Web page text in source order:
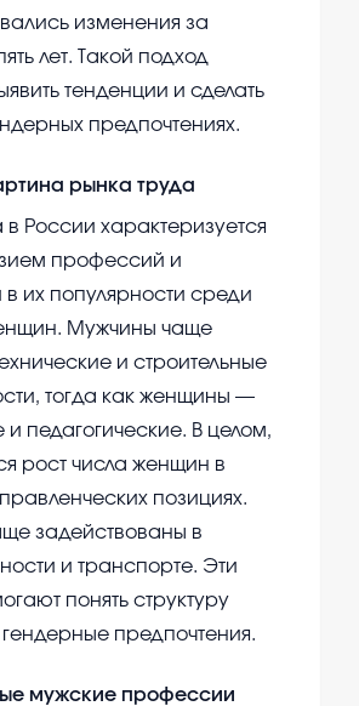
изменения за
лет. Такой подход
тенденции и сделать
предпочтениях.
рынка труда
в России характеризуется
профессий и
в их популярности среди
Мужчины чаще
и строительные
тогда как женщины —
педагогические. В целом,
рост числа женщин в
позициях.
задействованы в
и транспорте. Эти
понять структуру
гендерные предпочтения.
мужские профессии